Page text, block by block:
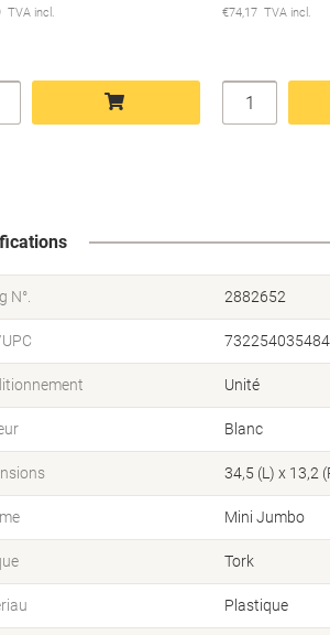
TVA incl.
€74,17 TVA incl.
Quantité
N°. 2882652
Unité
Blanc
34,5 (L) x 13,2
Mini Jumbo
Tork
Plastique